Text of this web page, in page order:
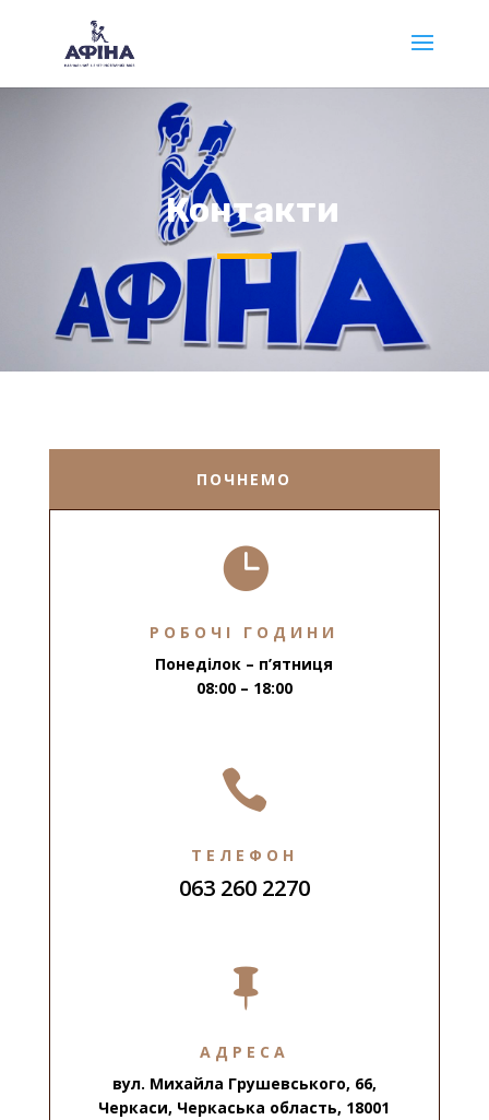
Контакти
ПОЧНЕМО

РОБОЧІ ГОДИНИ
Понеділок – п’ятниця
08:00 – 18:00

ТЕЛЕФОН
063 260 2270

АДРЕСА
вул. Михайла Грушевського, 66,
Черкаси, Черкаська область, 18001